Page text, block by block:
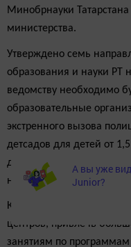
Минобрнауки
министерства.
Утверждено семь
образования и науки РТ
ведомству необходимо
образовательные
экстренного вызова
детсадов для детей от
дошкольных
не требуют капремонта.
Кроме того, необходимо
центров, привлечь
занятиям по программам
А вы уже
Junior?